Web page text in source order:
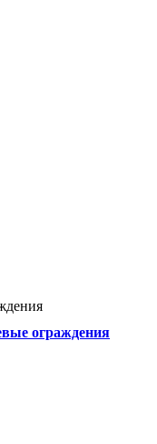
ограждения